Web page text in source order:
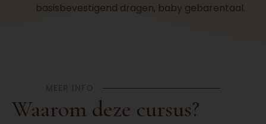
basisbevestigend dragen, baby gebarentaal.
MEER INFO
Waarom deze cursus?